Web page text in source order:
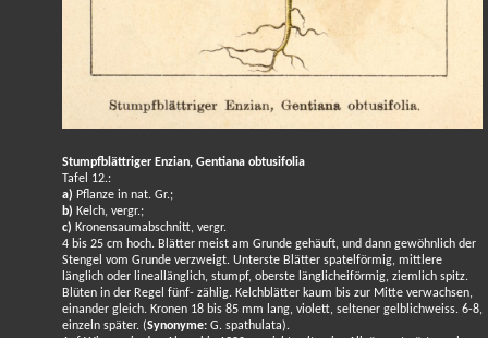
Stumpfblättriger Enzian, Gentiana obtusifolia
Tafel 12.:
a) Pflanze in nat. Gr.;
b) Kelch, vergr.;
c) Kronensaumabschnitt, vergr.
4 bis 25 cm hoch. Blätter meist am Grunde gehäuft, und dann gewöhnlich der
Stengel vom Grunde verzweigt. Unterste Blätter spatelförmig, mittlere
länglich oder lineallänglich, stumpf, oberste länglicheiförmig, ziemlich spitz.
Blüten in der Regel fünf- zählig. Kelchblätter kaum bis zur Mitte verwachsen,
einander gleich. Kronen 18 bis 85 mm lang, violett, seltener gelblichweiss. 6-8,
einzeln später. (Synonyme:G. spathulata).